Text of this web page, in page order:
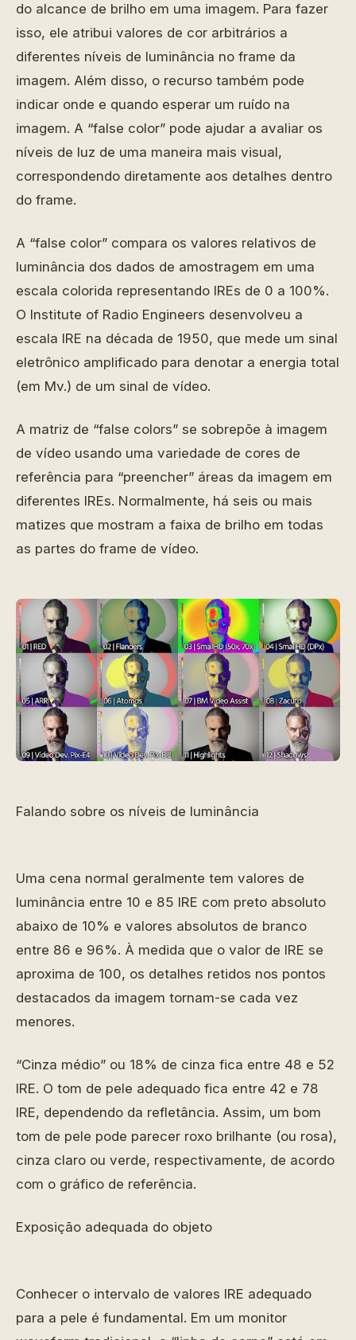
do alcance de brilho em uma imagem. Para fazer
isso, ele atribui valores de cor arbitrários a
diferentes níveis de luminância no frame da
imagem. Além disso, o recurso também pode
indicar onde e quando esperar um ruído na
imagem. A “false color” pode ajudar a avaliar os
níveis de luz de uma maneira mais visual,
correspondendo diretamente aos detalhes dentro
do frame.
A “false color” compara os valores relativos de
luminância dos dados de amostragem em uma
escala colorida representando IREs de 0 a 100%.
O Institute of Radio Engineers desenvolveu a
escala IRE na década de 1950, que mede um sinal
eletrônico amplificado para denotar a energia total
(em Mv.) de um sinal de vídeo.
A matriz de “false colors” se sobrepõe à imagem
de vídeo usando uma variedade de cores de
referência para “preencher” áreas da imagem em
diferentes IREs. Normalmente, há seis ou mais
matizes que mostram a faixa de brilho em todas
as partes do frame de vídeo.
Falando sobre os níveis de luminância
Uma cena normal geralmente tem valores de
luminância entre 10 e 85 IRE com preto absoluto
abaixo de 10% e valores absolutos de branco
entre 86 e 96%. À medida que o valor de IRE se
aproxima de 100, os detalhes retidos nos pontos
destacados da imagem tornam-se cada vez
menores.
“Cinza médio” ou 18% de cinza fica entre 48 e 52
IRE. O tom de pele adequado fica entre 42 e 78
IRE, dependendo da refletância. Assim, um bom
tom de pele pode parecer roxo brilhante (ou rosa),
cinza claro ou verde, respectivamente, de acordo
com o gráfico de referência.
Exposição adequada do objeto
Conhecer o intervalo de valores IRE adequado
para a pele é fundamental. Em um monitor